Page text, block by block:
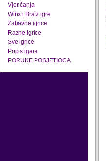
Vjenčanja
Winx i Bratz igre
Zabavne igrice
Razne igrice
Sve igrice
Popis igara
PORUKE POSJETIOCA